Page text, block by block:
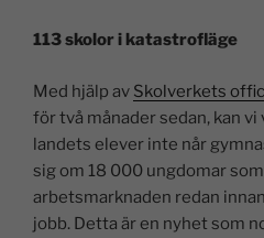
113 skolor i katastrofläge
Med hjälp av Skolverkets
för två månader sedan, kan
landets elever inte når
sig om 18 000 ungdomar
arbetsmarknaden redan
jobb. Detta är en nyhet som